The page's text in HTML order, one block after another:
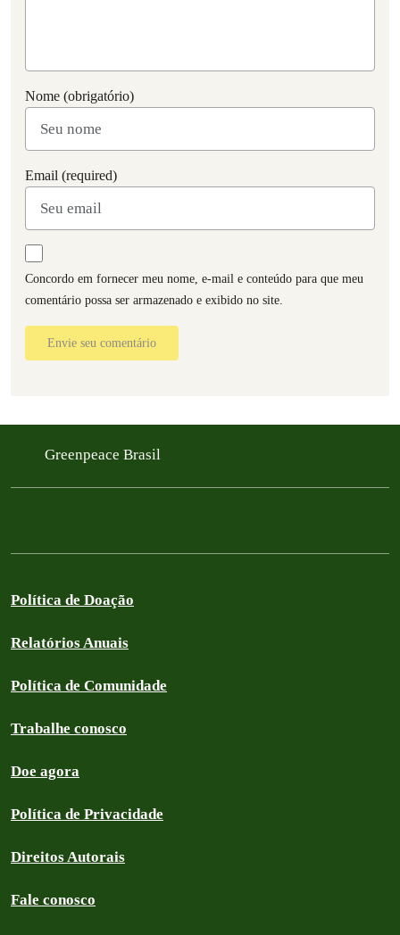
Nome (obrigatório)
Email (required)
Concordo em fornecer meu nome, e-mail e conteúdo para que meu
comentário possa ser armazenado e exibido no site.
Envie seu comentário
Greenpeace Brasil
Política de Doação
Relatórios Anuais
Política de Comunidade
Trabalhe conosco
Doe agora
Política de Privacidade
Direitos Autorais
Fale conosco